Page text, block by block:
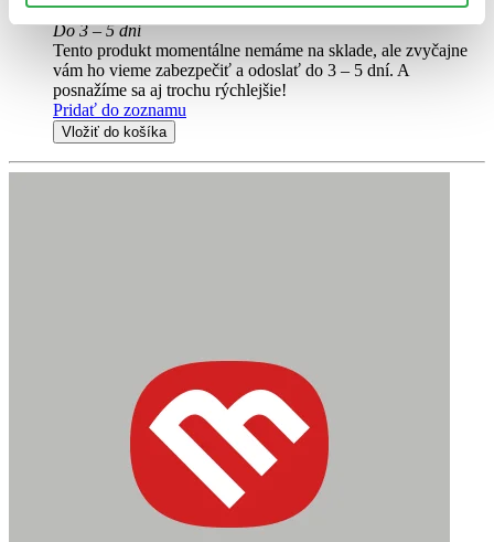
7,50 €
Do 3 – 5 dní
Tento produkt momentálne nemáme na sklade, ale zvyčajne
vám ho vieme zabezpečiť a odoslať do 3 – 5 dní. A
posnažíme sa aj trochu rýchlejšie!
Pridať do zoznamu
Vložiť do košíka